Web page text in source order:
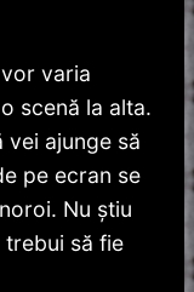
varia
scenă la alta.
ajunge să
pe ecran se
Nu știu
să fie